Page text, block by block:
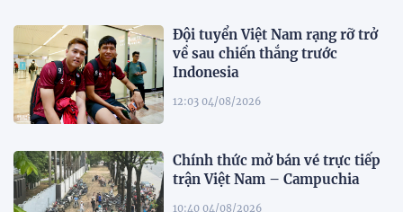
Đội tuyển Việt Nam rạng rỡ trở
về sau chiến thắng trước
Indonesia
12:03 04/08/2026
Chính thức mở bán vé trực tiếp
trận Việt Nam – Campuchia
10:40 04/08/2026